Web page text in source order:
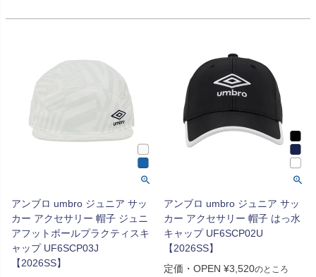
アンブロ umbro ジュニア サッ
カー アクセサリー 帽子 ジュニ
アフットボールプラクティスキ
ャップ UF6SCP03J
【2026SS】
アンブロ umbro ジュニア サッ
カー アクセサリー 帽子 はっ水
キャップ UF6SCP02U
【2026SS】
定価・OPEN ¥3,520のところ